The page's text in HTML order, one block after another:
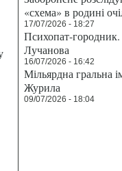
«схема» в родині
17/07/2026 - 18:27
Психопат-
Лучанова
16/07/2026 - 16:42
Мільярдна гральна
Журила
09/07/2026 - 18:04